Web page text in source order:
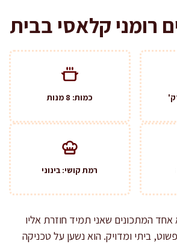
רומני קלאסי בבית
כמות: 8 מנות
רמת קושי: בינוני
אחד המתכונים שאני תמיד חוזרת אליו
ביתי ומדויק. הוא נשען על טכניקה